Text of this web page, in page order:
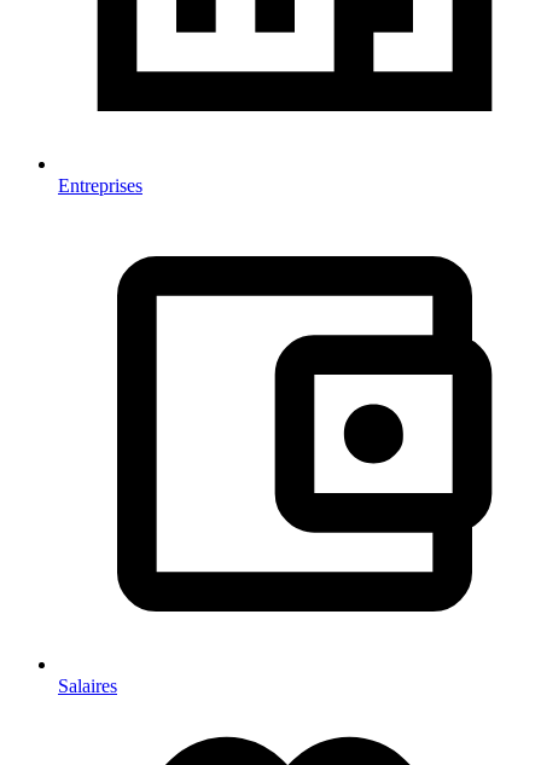
Entreprises
Salaires